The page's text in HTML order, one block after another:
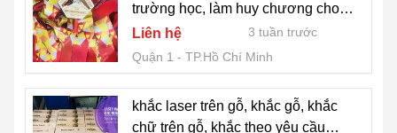
trường học, làm huy chương cho
giải chạy bộ
Liên hệ
3 tuần trước
Quận 1
TP.Hồ Chí Minh
khắc laser trên gỗ, khắc gỗ, khắc
chữ trên gỗ, khắc theo yêu cầu